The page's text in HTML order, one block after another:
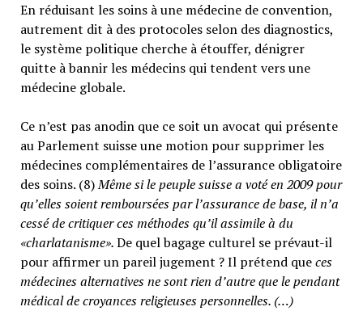
En réduisant les soins à une médecine de convention,
autrement dit à des protocoles selon des diagnostics,
le système politique cherche à étouffer, dénigrer
quitte à bannir les médecins qui tendent vers une
médecine globale.
Ce n’est pas anodin que ce soit un avocat qui présente
au Parlement suisse une motion pour supprimer les
médecines complémentaires de l’assurance obligatoire
des soins. (8)Même si le peuple suisse a voté en 2009 pour
qu’elles soient remboursées par l’assurance de base, il n’a
cessé de critiquer ces méthodes qu’il assimile à du
«charlatanisme».De quel bagage culturel se prévaut-il
pour affirmer un pareil jugement ? Il prétend queces
médecines alternatives ne sont rien d’autre que le pendant
médical de croyances religieuses personnelles. (…)